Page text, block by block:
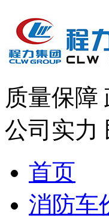
质量保障
公司实力
首页
消防车